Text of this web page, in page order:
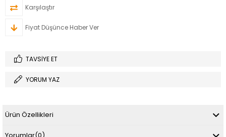
Karşılaştır
Fiyat Düşünce Haber Ver
TAVSIYE ET
YORUM YAZ
Ürün Özellikleri